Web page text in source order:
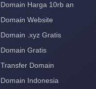
Domain Harga 10rb an
Domain Website
Domain .xyz Gratis
Domain Gratis
Transfer Domain
Domain Indonesia